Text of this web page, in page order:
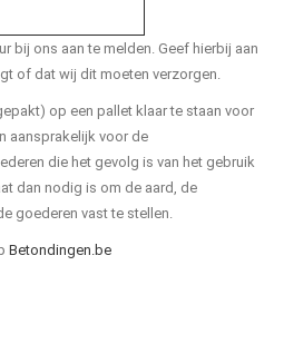
bij ons aan te melden. Geef hierbij aan
of dat wij dit moeten verzorgen.
op een pallet klaar te staan voor
aansprakelijk voor de
die het gevolg is van het gebruik
dan nodig is om de aard, de
goederen vast te stellen.
Betondingen.be